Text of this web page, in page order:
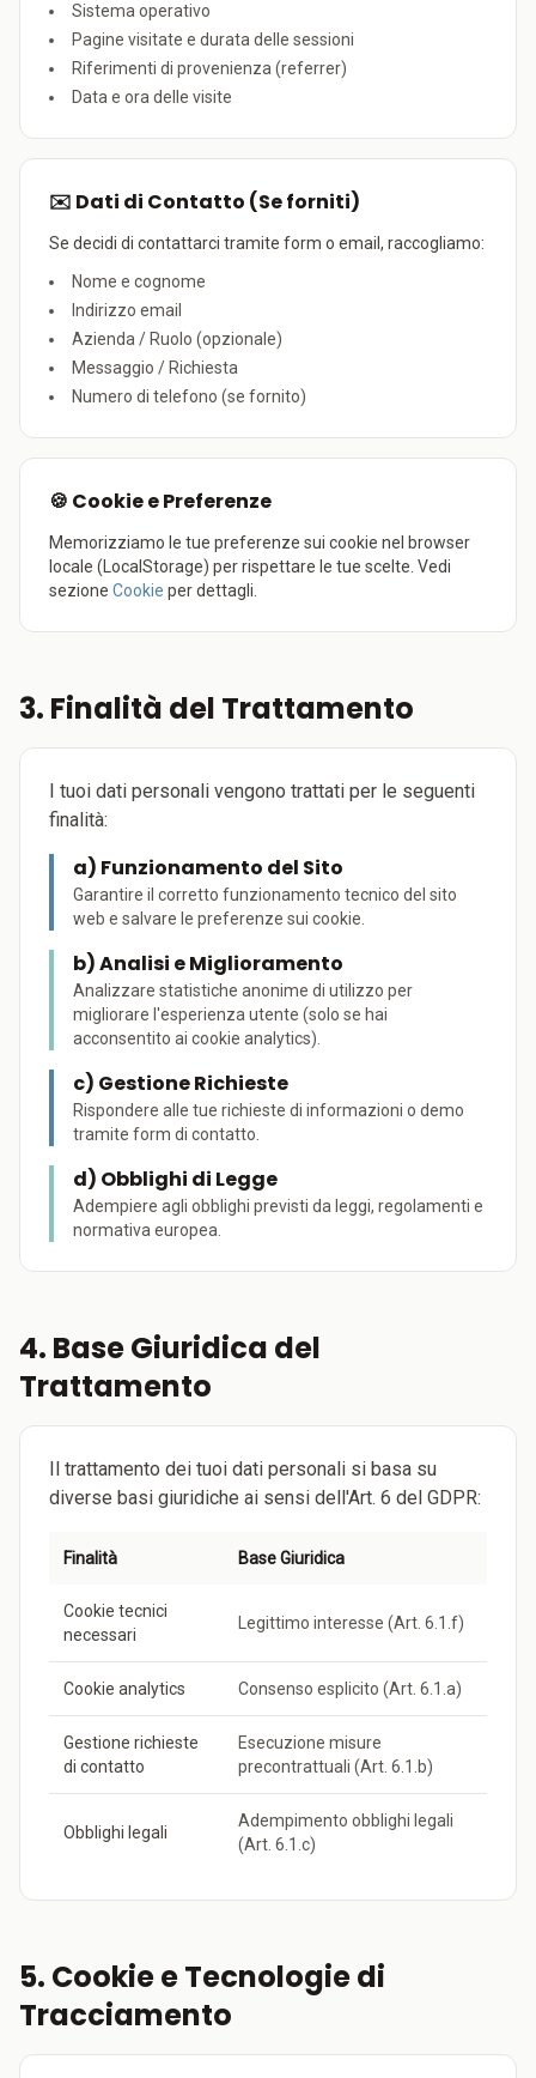
Sistema operativo
Pagine visitate e durata delle sessioni
Riferimenti di provenienza (referrer)
Data e ora delle visite
✉️ Dati di Contatto (Se forniti)
Se decidi di contattarci tramite form o email, raccogliamo:
Nome e cognome
Indirizzo email
Azienda / Ruolo (opzionale)
Messaggio / Richiesta
Numero di telefono (se fornito)
🍪 Cookie e Preferenze
Memorizziamo le tue preferenze sui cookie nel browser
locale (LocalStorage) per rispettare le tue scelte. Vedi
sezione Cookie per dettagli.
3. Finalità del Trattamento
I tuoi dati personali vengono trattati per le seguenti
finalità:
a) Funzionamento del Sito
Garantire il corretto funzionamento tecnico del sito
web e salvare le preferenze sui cookie.
b) Analisi e Miglioramento
Analizzare statistiche anonime di utilizzo per
migliorare l'esperienza utente (solo se hai
acconsentito ai cookie analytics).
c) Gestione Richieste
Rispondere alle tue richieste di informazioni o demo
tramite form di contatto.
d) Obblighi di Legge
Adempiere agli obblighi previsti da leggi, regolamenti e
normativa europea.
4. Base Giuridica del
Trattamento
Il trattamento dei tuoi dati personali si basa su
diverse basi giuridiche ai sensi dell'Art. 6 del GDPR:
Finalità Base Giuridica
Cookie tecnici
necessari
Legittimo interesse (Art. 6.1.f)
Cookie analytics Consenso esplicito (Art. 6.1.a)
Gestione richieste
di contatto
Esecuzione misure
precontrattuali (Art. 6.1.b)
Obblighi legali
Adempimento obblighi legali
(Art. 6.1.c)
5. Cookie e Tecnologie di
Tracciamento